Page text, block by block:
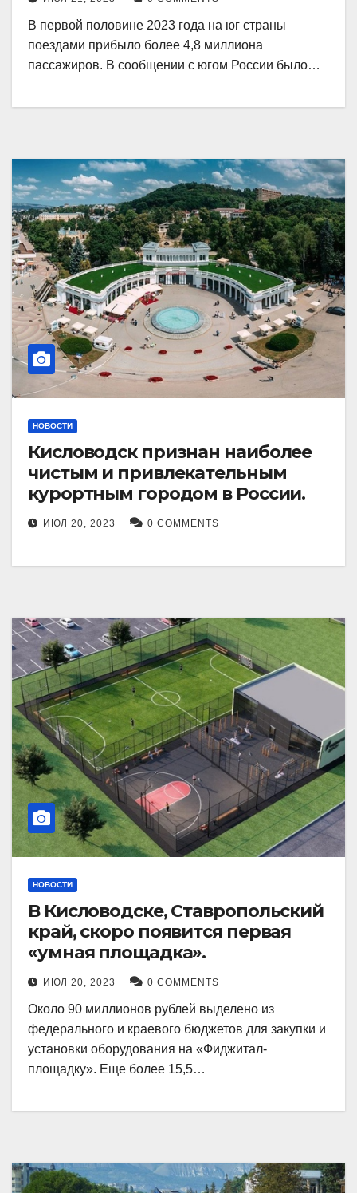
В первой половине 2023 года на юг страны
поездами прибыло более 4,8 миллиона
пассажиров. В сообщении с югом России было…
НОВОСТИ
Кисловодск признан наиболее
чистым и привлекательным
курортным городом в России.
ИЮЛ 20, 2023 0 COMMENTS
НОВОСТИ
В Кисловодске, Ставропольский
край, скоро появится первая
«умная площадка».
ИЮЛ 20, 2023 0 COMMENTS
Около 90 миллионов рублей выделено из
федерального и краевого бюджетов для закупки и
установки оборудования на «Фиджитал-
площадку». Еще более 15,5…